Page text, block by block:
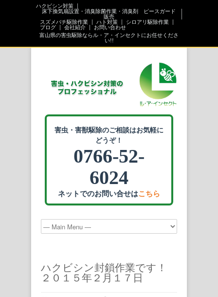
ハクビシン対策
床下換気扇設置・消臭除菌作業・消臭剤 ピースガード
販売
スズメバチ駆除作業
ハト対策
シロアリ駆除作業
ブログ
会社紹介
お問い合わせ
富山県の害虫駆除ならル・ア・インセクトにお任せくださ
い!!
害虫・害獣駆除のご相談はお気軽に
どうぞ！
0766-52-
6024
ネットでのお問い合せはこちら
ハクビシン封鎖作業です！
２０１５年２月１７日